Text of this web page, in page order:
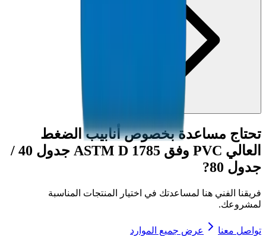
تحتاج مساعدة بخصوص أنابيب الضغط
العالي PVC وفق ASTM D 1785 جدول 40 /
جدول 80
?
فريقنا الفني هنا لمساعدتك في اختيار المنتجات المناسبة
لمشروعك.
تواصل معنا عرض جميع الموارد